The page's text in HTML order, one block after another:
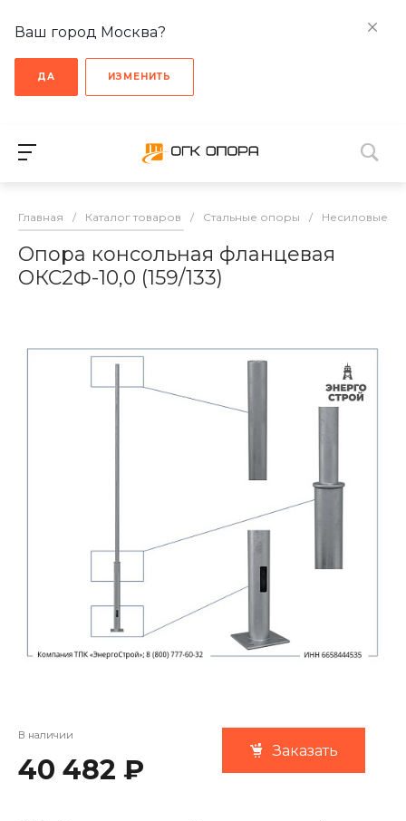
Ваш город Москва?
ДА ИЗМЕНИТЬ
Главная / Каталог товаров / Стальные опоры / Несиловые
Опора консольная фланцевая
ОКС2Ф-10,0 (159/133)
В наличии
40 482 ₽
Заказать